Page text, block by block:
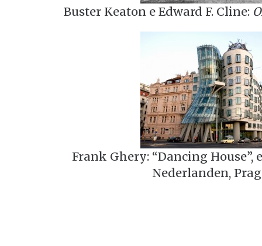
Buster Keaton e Edward F. Cline:
Frank Ghery: “Dancing
Nederlanden,